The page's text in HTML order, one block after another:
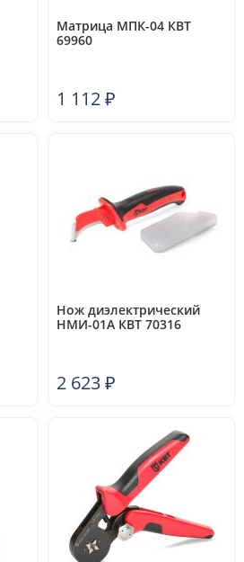
Матрица МПК-04 КВТ
69960
1 112₽
Нож диэлектрический
НМИ-01А КВТ 70316
2 623₽